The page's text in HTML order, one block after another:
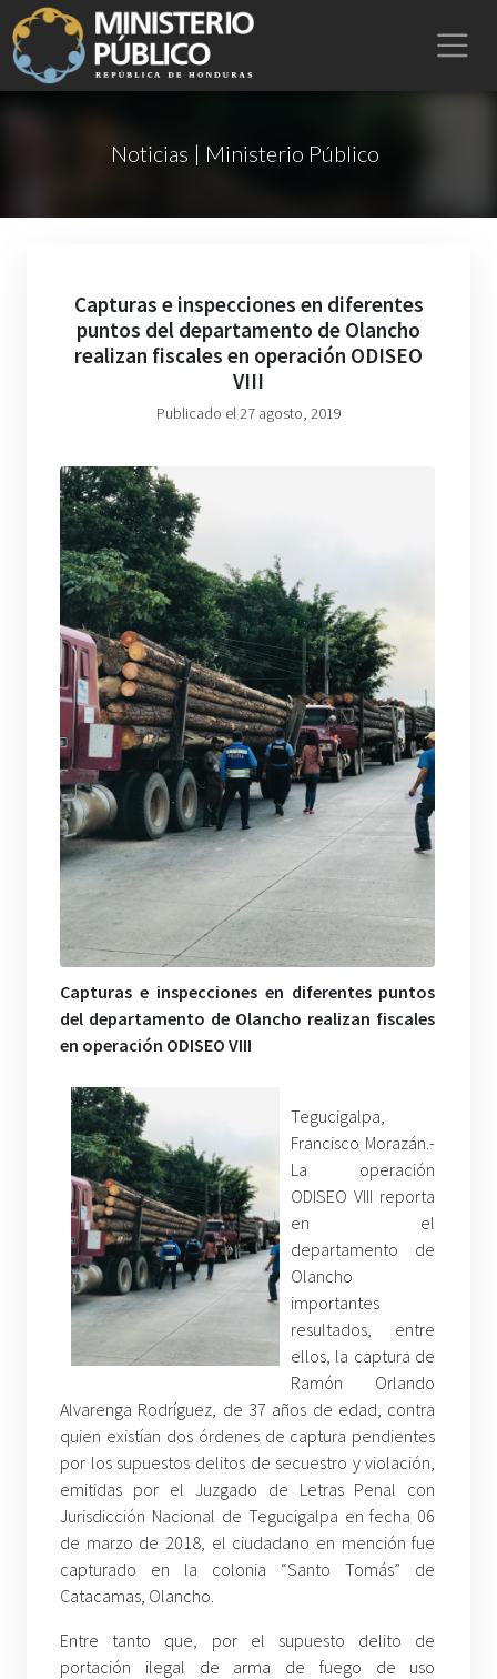
Noticias | Ministerio Público
Capturas e inspecciones en diferentes
puntos del departamento de Olancho
realizan fiscales en operación ODISEO
VIII
Publicado el 27 agosto, 2019
Capturas e inspecciones en diferentes puntos
del departamento de Olancho realizan fiscales
en operación ODISEO VIII
Tegucigalpa,
Francisco Morazán.-
La operación
ODISEO VIII reporta
en el
departamento de
Olancho
importantes
resultados, entre
ellos, la captura de
Ramón Orlando
Alvarenga Rodríguez, de 37 años de edad, contra
quien existían dos órdenes de captura pendientes
por los supuestos delitos de secuestro y violación,
emitidas por el Juzgado de Letras Penal con
Jurisdicción Nacional de Tegucigalpa en fecha 06
de marzo de 2018, el ciudadano en mención fue
capturado en la colonia “Santo Tomás” de
Catacamas, Olancho.
Entre tanto que, por el supuesto delito de
portación ilegal de arma de fuego de uso